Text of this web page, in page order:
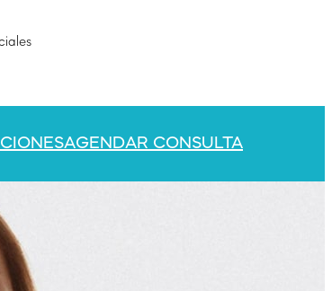
AGENDAR CONSULTA